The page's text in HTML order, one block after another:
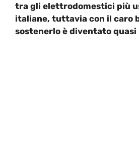
tra gli elettrodomestici più
italiane, tuttavia con il caro
sostenerlo è diventato quasi